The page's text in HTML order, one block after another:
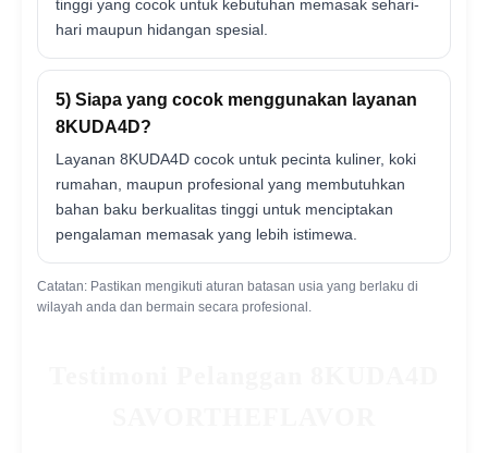
tinggi yang cocok untuk kebutuhan memasak sehari-
hari maupun hidangan spesial.
5) Siapa yang cocok menggunakan layanan
8KUDA4D?
Layanan 8KUDA4D cocok untuk pecinta kuliner, koki
rumahan, maupun profesional yang membutuhkan
bahan baku berkualitas tinggi untuk menciptakan
pengalaman memasak yang lebih istimewa.
Catatan: Pastikan mengikuti aturan batasan usia yang berlaku di
wilayah anda dan bermain secara profesional.